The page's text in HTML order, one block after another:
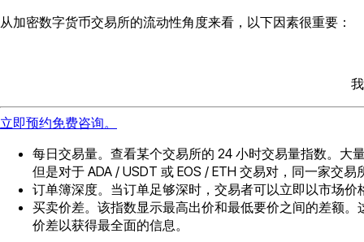
从加密数字货币交易所的流动性角度来看，以下因素很重要：
立即预约免费咨询。
每日交易量。查看某个交易所的 24 小时交易量指数。大
但是对于 ADA / USDT 或 EOS / ETH 交易对，同一家交
订单簿深度。当订单足够深时，交易者可以立即以市场
买卖价差。该指数显示最​​高出价和最低要价之间的差额
价差以获得最全面的信息。